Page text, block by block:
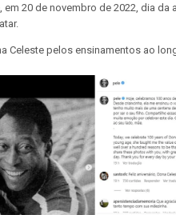
em 20 de novembro de 2022, dia da
Celeste pelos ensinamentos ao